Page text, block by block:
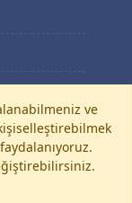
ve